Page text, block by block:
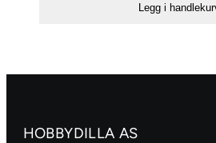
Legg i
HOBBYDILLA AS